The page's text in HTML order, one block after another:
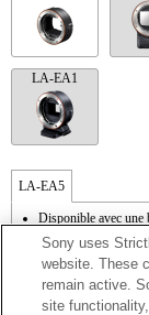
LA-EA1
LA-EA5
Disponible avec une
Le son de
interne.
Outside the A
shutter speed and
La fonction [Comp.
Sony uses
website. These
remain active.
site